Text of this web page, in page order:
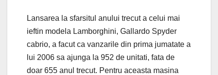
Lansarea la sfarsitul anului trecut a celui mai
ieftin modela Lamborghini, Gallardo Spyder
cabrio, a facut ca vanzarile din prima jumatate a
lui 2006 sa ajunga la 952 de unitati, fata de
doar 655 anul trecut. Pentru aceasta masina